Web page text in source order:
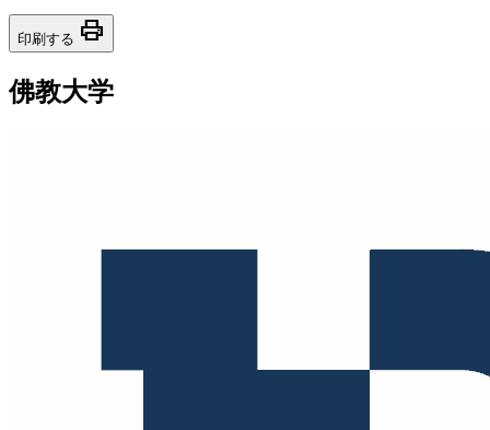
印刷する print
佛教大学